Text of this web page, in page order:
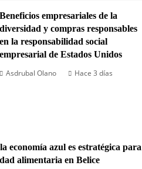
Beneficios empresariales de la
diversidad y compras responsables
en la responsabilidad social
empresarial de Estados Unidos
Asdrubal Olano
Hace 3 días
economía azul es estratégica para
alimentaria en Belice